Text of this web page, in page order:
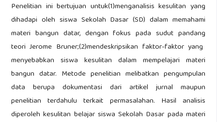
Penelitian ini bertujuan untuk(1)menganalisis kesulitan yang
dihadapi oleh siswa Sekolah Dasar (SD) dalam memahami
materi bangun datar, dengan fokus pada sudut pandang
teori Jerome Bruner;(2)mendeskripsikan faktor-faktor yang
menyebabkan siswa kesulitan dalam mempelajari materi
bangun datar. Metode penelitian melibatkan pengumpulan
data berupa dokumentasi dari artikel jurnal maupun
penelitian terdahulu terkait permasalahan. Hasil analisis
diperoleh kesulitan belajar siswa Sekolah Dasar pada materi